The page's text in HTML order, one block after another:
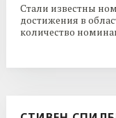
Стали известны
достижения в
количество